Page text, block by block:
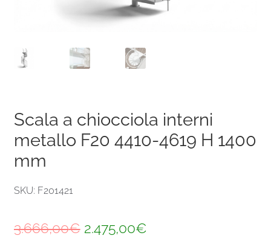
Scala a chiocciola interni
metallo F20 4410-4619 H 1400
mm
SKU: F201421
3.666,00€ Il
2.475,00€Il